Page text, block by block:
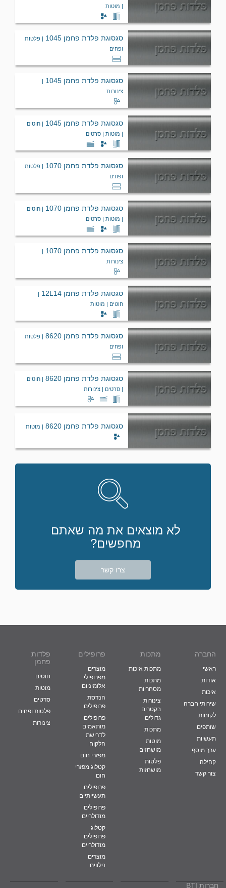
מתכות עמידות מתכות רפרקטוריות
נחושת ניקל
פוספור ברונזה פלדה
פלדות אל-חלד פלדות כלים
פלדות פחמן פליז
קופר ניקל
| מוטות
סגסוגת פלדת פחמן 1045
| פלטות
ופחים
סגסוגת פלדת פחמן 1045
|
צינורות
סגסוגת פלדת פחמן 1045
| חוטים
| מוטות | סרטים
סגסוגת פלדת פחמן 1070
| פלטות
ופחים
סגסוגת פלדת פחמן 1070
| חוטים
| מוטות | סרטים
סגסוגת פלדת פחמן 1070
|
צינורות
סגסוגת פלדת פחמן 12L14
|
חוטים | מוטות
סגסוגת פלדת פחמן 8620
| פלטות
ופחים
סגסוגת פלדת פחמן 8620
| חוטים
| סרטים | צינורות
סגסוגת פלדת פחמן 8620 | מוטות
לא מוצאים את מה שאתם
מחפשים?
צרו קשר
החברה
ראשי
אודות
איכות
שירותי חברה
לקוחות
שותפים
תעשיות
ערך מוסף
קהילה
צור קשר
מתכות
מתכות איכות
מתכות
מסחריות
צינורות
בקטרים
גדולים
מתכות
מוטות
מושחזים
פלטות
מושחזות
פרופילים
מוצרים
מפרופילי
אלומיניום
הנדסת
פרופילים
פרופילים
מותאמים
לדרישת
הלקוח
מפזרי חום
קטלוג מפזרי
חום
פרופילים
תעשייתיים
פרופילים
מודולריים
קטלוג
פרופילים
מודולריים
מוצרים
נילווים
פלדות
פחמן
חוטים
מוטות
סרטים
פלטות ופחים
צינורות
חברות BTI